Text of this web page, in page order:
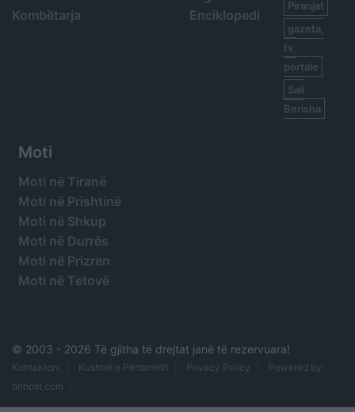
Kombëtarja
Enciklopedi
Piranjat
gazeta,
tv,
portale
Sali
Berisha
Moti
Moti në Tiranë
Moti në Prishtinë
Moti në Shkup
Moti në Durrës
Moti në Prizren
Moti në Tetovë
© 2003 - 2026 Të gjitha të drejtat janë të rezervuara!
Kontaktoni Kushtet e Përdorimit Privacy Policy
Powered by:
orihost.com